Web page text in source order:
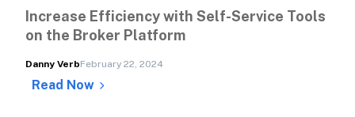
Increase Efficiency with Self-Service Tools
on the Broker Platform
Danny VerbFebruary 22, 2024
Read Now